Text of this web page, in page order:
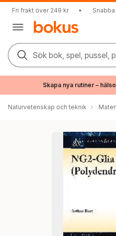
Fri frakt över 249 kr •
Sök bok, spel, pussel,
Skapa nya rutiner –
Naturvetenskap och teknik